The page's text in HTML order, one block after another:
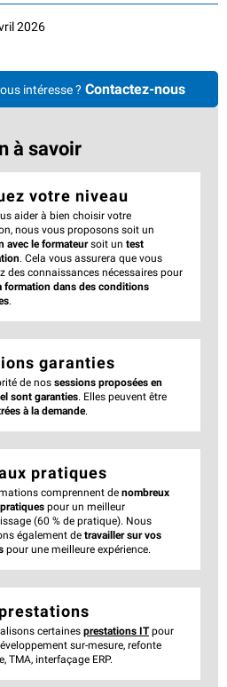
2026
intéresse ? Contactez-nous
à savoir
votre niveau
aider à bien choisir votre
nous vous proposons soit un
avec le formateursoit un test
. Cela vous assurera que vous
des connaissances nécessaires pour
formation dans des conditions
.
garanties
de nos sessions proposées en
sont garanties. Elles peuvent être
à la demande.
pratiques
comprennent de nombreux
pour un meilleur
(60 % de pratique). Nous
également de travailler sur vos
pour une meilleure expérience.
certaines prestations ITpour
sur-mesure, refonte
TMA, interfaçage ERP.